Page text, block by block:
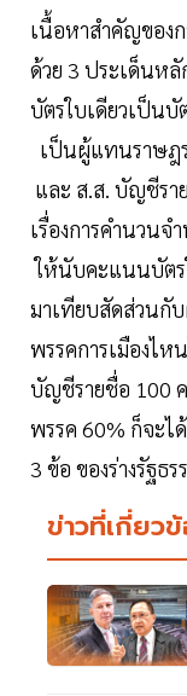
เนื้อหาสำคัญของ
ด้วย 3 ประเด็นห
บัตรใบเดียวเป็น
เป็นผู้แทนราษฎ
และ ส.ส. บัญชีรา
เรื่องการคำนวน
ให้นับคะแนนบัตร
มาเทียบสัดส่วนกั
พรรคการเมืองไ
บัญชีรายชื่อ 100
พรรค 60% ก็จะ
3 ข้อ ของร่างรัฐ
ข่าวที่เกี่ยว